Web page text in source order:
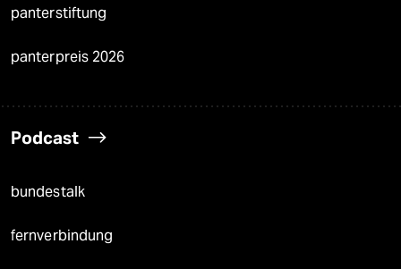
panterstiftung
panterpreis 2026
Podcast
bundestalk
fernverbindung